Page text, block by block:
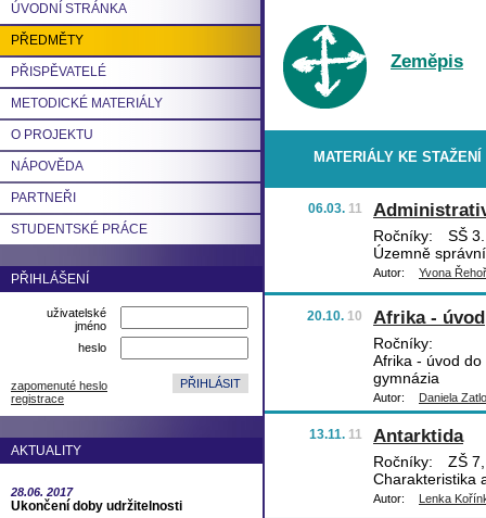
ÚVODNÍ STRÁNKA
PŘEDMĚTY
PŘISPĚVATELÉ
METODICKÉ MATERIÁLY
O PROJEKTU
NÁPOVĚDA
PARTNEŘI
STUDENTSKÉ PRÁCE
PŘIHLÁŠENÍ
uživatelské
jméno
heslo
zapomenuté heslo
registrace
AKTUALITY
28.06. 2017
Ukončení doby udržitelnosti
Zeměpis
MATERIÁLY KE STAŽENÍ
06.03. 11
Ročníky:
SŠ
Územně
Autor: Yvona
20.10. 10 Afrika - úvod
Ročníky:
Afrika - úvod
gymnázia
Autor: Daniela
13.11. 11 Antarktida
Ročníky:
ZŠ
Charakteristika
Autor: Lenka